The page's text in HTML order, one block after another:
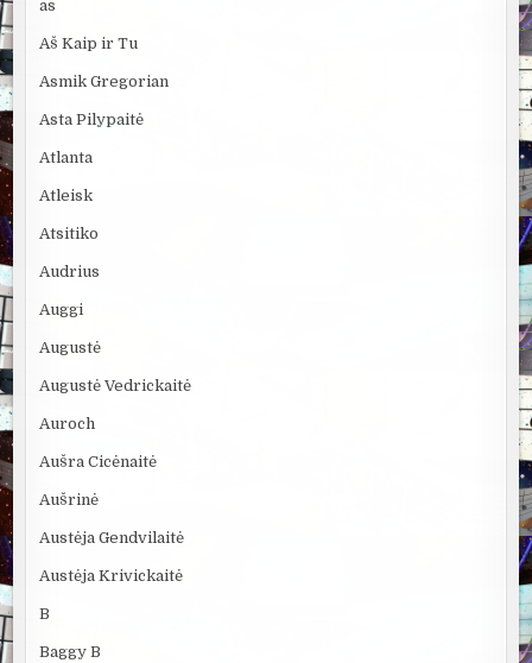
as
Aš Kaip ir Tu
Asmik Gregorian
Asta Pilypaitė
Atlanta
Atleisk
Atsitiko
Audrius
Auggi
Augustė
Augustė Vedrickaitė
Auroch
Aušra Cicėnaitė
Aušrinė
Austėja Gendvilaitė
Austėja Krivickaitė
B
Baggy B